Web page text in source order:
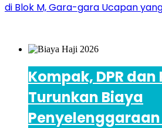
di Blok M, Gara-gara Ucapan
Kompak, DPR
Turunkan Biaya
Penyelenggaraan